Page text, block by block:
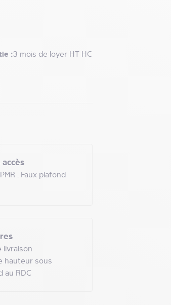
:3 mois de loyer HT HC
accès
. Faux plafond
livraison
hauteur sous
au RDC